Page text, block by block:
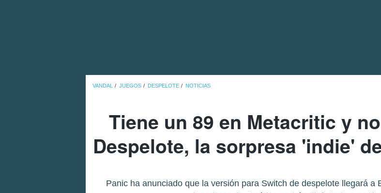
VANDAL JUEGOS DESPELOTE NOTICIAS
Tiene un 89 en Metacritic y
Despelote, la sorpresa 'indie'
Panic ha anunciado que la versión para Switch de despelote llegará a